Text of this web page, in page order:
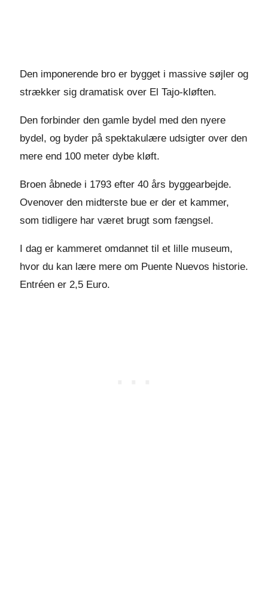
Den imponerende bro er bygget i massive søjler og
strækker sig dramatisk over El Tajo-kløften.
Den forbinder den gamle bydel med den nyere
bydel, og byder på spektakulære udsigter over den
mere end 100 meter dybe kløft.
Broen åbnede i 1793 efter 40 års byggearbejde.
Ovenover den midterste bue er der et kammer,
som tidligere har været brugt som fængsel.
I dag er kammeret omdannet til et lille museum,
hvor du kan lære mere om Puente Nuevos historie.
Entréen er 2,5 Euro.